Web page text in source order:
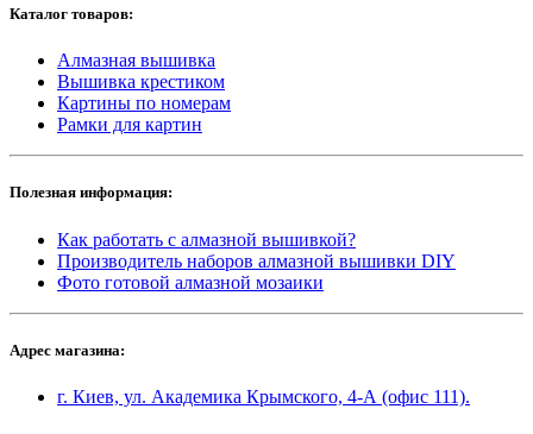
Каталог товаров:
Алмазная вышивка
Вышивка крестиком
Картины по номерам
Рамки для картин
Полезная информация:
Как работать с алмазной вышивкой?
Производитель наборов алмазной вышивки DIY
Фото готовой алмазной мозаики
Адрес магазина:
г. Киев, ул. Академика Крымского, 4-А (офис 111).